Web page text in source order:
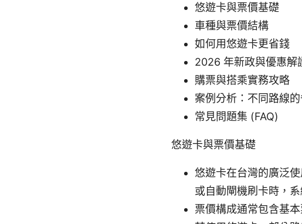
悠遊卡與票價基礎
車種與票價結構
如何用悠遊卡更省錢
2026 年新政與優惠解
購票與搭乘實務攻略
案例分析：不同路線
常見問題集 (FAQ)
悠遊卡與票價基礎
悠遊卡在台灣的廣泛
或自動閘機刷卡時，
票價構成通常包含基